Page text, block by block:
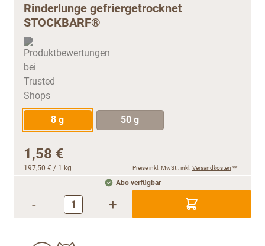
Rinderlunge gefriergetrocknet
STOCKBARF®
8 g 50 g
1,58 €
197,50 € / 1 kg Preise inkl. MwSt., inkl. Versandkosten **
Abo verfügbar
- +